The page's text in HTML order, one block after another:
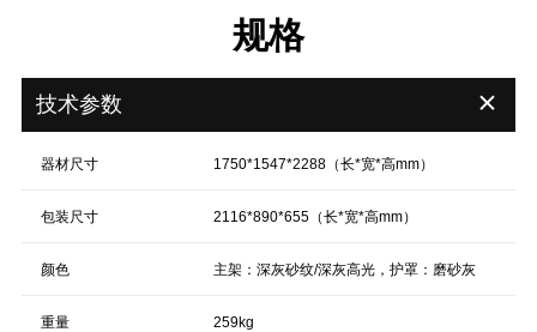
规格
技术参数 ＋
器材尺寸 1750*1547*2288（长*宽*高mm）
包装尺寸 2116*890*655（长*宽*高mm）
颜色 主架：深灰砂纹/深灰高光，护罩：磨砂灰
重量 259kg